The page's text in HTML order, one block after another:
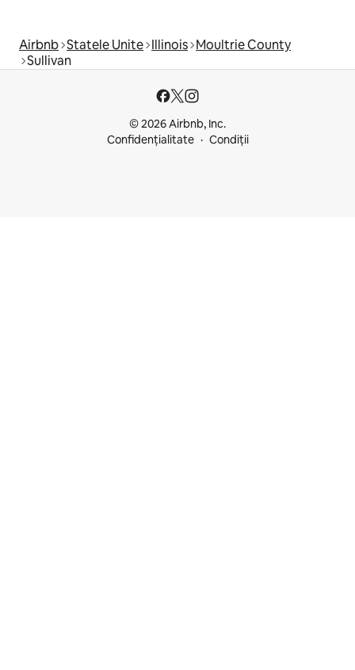
Airbnb Statele Unite Illinois Moultrie County
Sullivan
© 2026 Airbnb, Inc.
Confidențialitate
Condiții